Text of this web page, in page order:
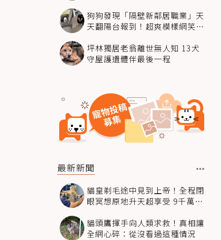
狗狗發現「隔壁新鄰居職業」天
天翻陽台報到！超爽模樣網笑
坪林獨居老翁離世無人知 13犬
守屋護遺體伴最後一程
最新新聞
貓皇剃毛途中見到上帝！全程閉
眼冥想原地升天超享受 9千萬人
貓頭鷹揮手向人類求救！真相讓
全網心碎：從沒看過這種情況